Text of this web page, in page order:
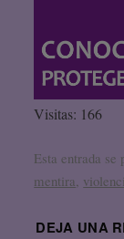
Visitas: 166
Esta entrada se
mentira,
DEJA UNA